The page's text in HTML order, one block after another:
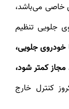
خاصی می‌باشد،
جلویی تنظیم
خودروی جلویی،
کمتر شود،
کنترل خارج